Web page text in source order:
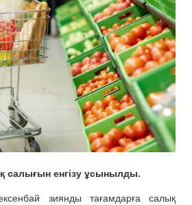
салығын енгізу ұсынылды.
зиянды тағамдарға салық